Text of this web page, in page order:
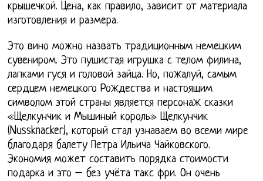
крышечкой. Цена, как правило, зависит от материала
изготовления и размера.
Это вино можно назвать традиционным немецким
сувениром. Это пушистая игрушка с телом филина,
лапками гуся и головой зайца. Но, пожалуй, самым
сердцем немецкого Рождества и настоящим
символом этой страны является персонаж сказки
«Щелкунчик и Мышиный король» Щелкунчик
(Nussknacker), который стал узнаваем во всеми мире
благодаря балету Петра Ильича Чайковского.
Экономия может составить порядка стоимости
подарка и это – без учёта такс фри. Он очень